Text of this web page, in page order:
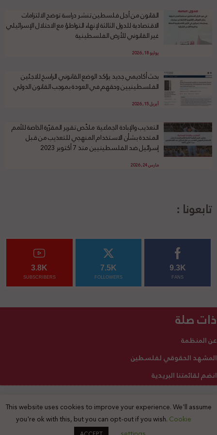
القانون من أجل فلسطين تنشر دراسة توضح الالتزامات
الاقتصادية للدول الثالثة لإنهاء التواطؤ مع الاحتلال الإسرائيلي
غير القانوني للأرض الفلسطينية
يوليو 18, 2026
بحث أكاديمي جديد يؤكد الوضع القانوني الراسخ للاجئين
الفلسطينيين وحقهم في العودة بموجب القانون الدولي
أبريل 15, 2026
التعذيب والإبادة الجماعية: ملخّص تقرير المقرّرة الخاصة للأمم
المتحدة بشأن الاستخدام المنهجي للتعذيب من قبل
إسرائيل ضد الفلسطينيين منذ 7 أكتوبر 2023
مارس 24, 2026
تابعونا :
9.3K
FANS
7.5K
FOLLOWERS
3.8K
SUBSCRIBERS
ذات صلة
عن المنظمة
المشهد الحقوقي لفلسطين
انضم لقائمتنا البريدية
2025 © جميع الحقوق محفوظة
This website uses cookies to improve your experience. We'll assume
you're ok with this, but you can opt-out if you wish. Cookie